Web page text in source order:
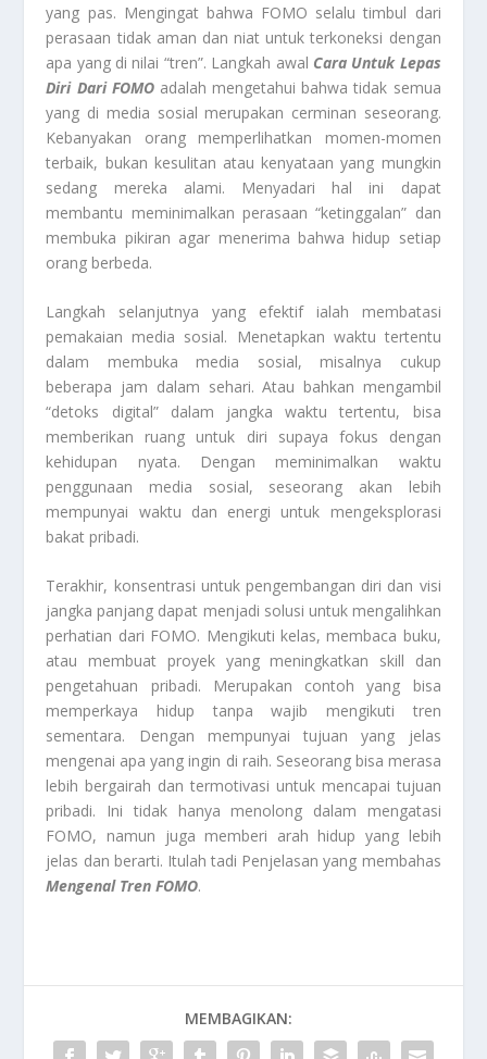
yang pas. Mengingat bahwa FOMO selalu timbul dari
perasaan tidak aman dan niat untuk terkoneksi dengan
apa yang di nilai “tren”. Langkah awal Cara Untuk Lepas
Diri Dari FOMOadalah mengetahui bahwa tidak semua
yang di media sosial merupakan cerminan seseorang.
Kebanyakan orang memperlihatkan momen-momen
terbaik, bukan kesulitan atau kenyataan yang mungkin
sedang mereka alami. Menyadari hal ini dapat
membantu meminimalkan perasaan “ketinggalan” dan
membuka pikiran agar menerima bahwa hidup setiap
orang berbeda.
Langkah selanjutnya yang efektif ialah membatasi
pemakaian media sosial. Menetapkan waktu tertentu
dalam membuka media sosial, misalnya cukup
beberapa jam dalam sehari. Atau bahkan mengambil
“detoks digital” dalam jangka waktu tertentu, bisa
memberikan ruang untuk diri supaya fokus dengan
kehidupan nyata. Dengan meminimalkan waktu
penggunaan media sosial, seseorang akan lebih
mempunyai waktu dan energi untuk mengeksplorasi
bakat pribadi.
Terakhir, konsentrasi untuk pengembangan diri dan visi
jangka panjang dapat menjadi solusi untuk mengalihkan
perhatian dari FOMO. Mengikuti kelas, membaca buku,
atau membuat proyek yang meningkatkan skill dan
pengetahuan pribadi. Merupakan contoh yang bisa
memperkaya hidup tanpa wajib mengikuti tren
sementara. Dengan mempunyai tujuan yang jelas
mengenai apa yang ingin di raih. Seseorang bisa merasa
lebih bergairah dan termotivasi untuk mencapai tujuan
pribadi. Ini tidak hanya menolong dalam mengatasi
FOMO, namun juga memberi arah hidup yang lebih
jelas dan berarti. Itulah tadi Penjelasan yang membahas
Mengenal Tren FOMO.
MEMBAGIKAN: